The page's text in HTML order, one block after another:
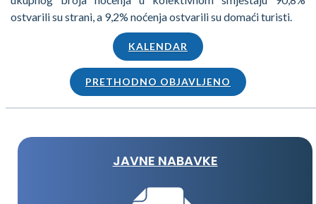
ostvarili su strani, a 9,2% noćenja ostvarili su domaći turisti.
KALENDAR
PRETHODNO OBJAVLJENO
JAVNE NABAVKE